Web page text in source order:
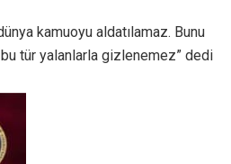
kamuoyu aldatılamaz. Bunu
tür yalanlarla gizlenemez” dedi